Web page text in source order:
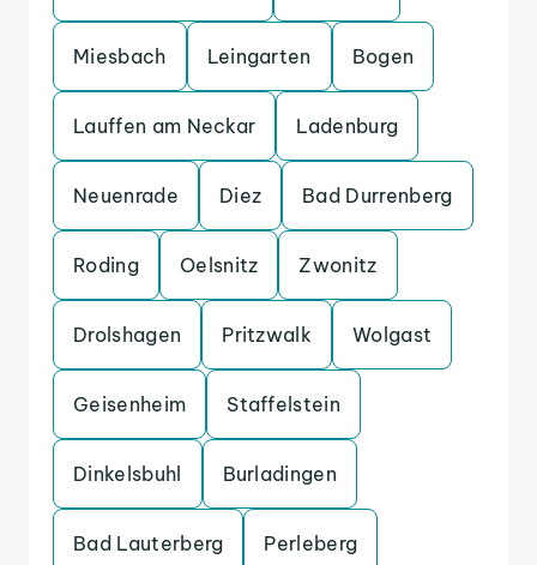
Miesbach Leingarten Bogen
Lauffen am Neckar Ladenburg
Neuenrade Diez Bad Durrenberg
Roding Oelsnitz Zwonitz
Drolshagen Pritzwalk Wolgast
Geisenheim Staffelstein
Dinkelsbuhl Burladingen
Bad Lauterberg Perleberg